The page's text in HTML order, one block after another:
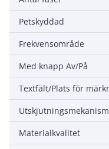
Petskyddad
Frekvensområde
Med knapp Av/På
Utskjutningsmekanism
Materialkvalitet